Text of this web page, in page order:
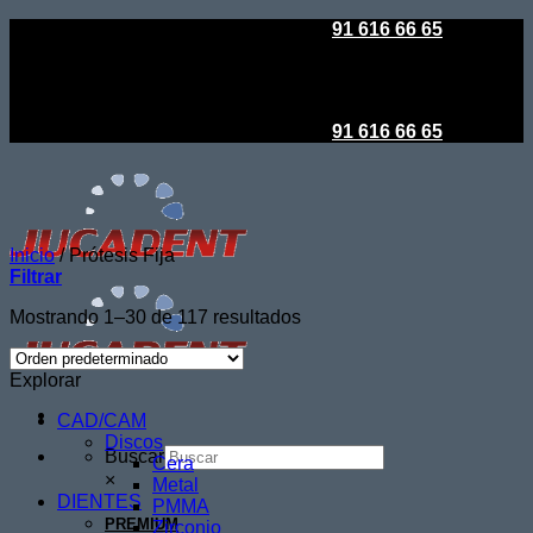
91 616 66 65
91 616 66 65
Buscar
×
DIENTES
PREMIUM
Inicio /Prótesis Fija
Filtrar
Mostrando 1–30 de 117 resultados
Explorar
CAD/CAM
Discos
Cera
Metal
PMMA
Zirconio